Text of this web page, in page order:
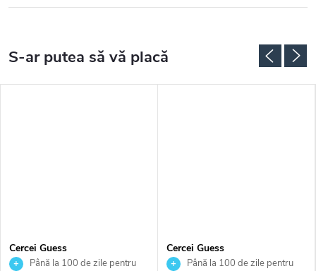
Cercei Guess
JUBE05209JWRHT
Până la 100 de zile pentru
Cercei Guess
JUBE02247JWYGT
Până la 100 de zile pentru